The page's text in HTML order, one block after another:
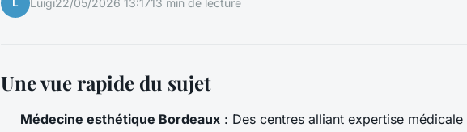
L Luigi22/05/2026 13:1713 min de lecture
Une vue rapide du sujet
Médecine esthétique Bordeaux : Des centres alliant expertise